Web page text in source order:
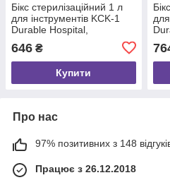
Бікс стерилізаційний 1 л
для інструментів KCK-1
Durable Hospital,
646 ₴
Купити
Про нас
97% позитивних з 148
Працює з 26.12.2018